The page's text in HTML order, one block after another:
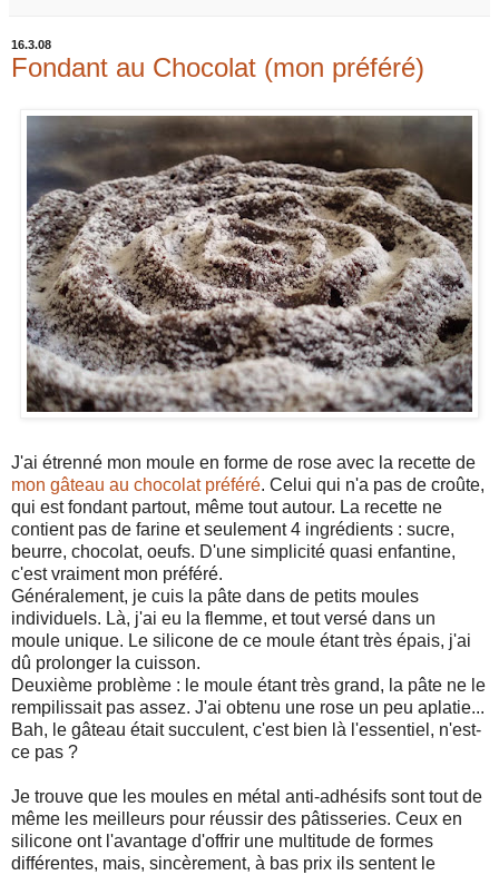
16.3.08
Fondant au Chocolat (mon préféré)
J'ai étrenné mon moule en forme de rose avec la recette de
mon gâteau au chocolat préféré. Celui qui n'a pas de croûte,
qui est fondant partout, même tout autour. La recette ne
contient pas de farine et seulement 4 ingrédients : sucre,
beurre, chocolat, oeufs. D'une simplicité quasi enfantine,
c'est vraiment mon préféré.
Généralement, je cuis la pâte dans de petits moules
individuels. Là, j'ai eu la flemme, et tout versé dans un
moule unique. Le silicone de ce moule étant très épais, j'ai
dû prolonger la cuisson.
Deuxième problème : le moule étant très grand, la pâte ne le
rempilissait pas assez. J'ai obtenu une rose un peu aplatie...
Bah, le gâteau était succulent, c'est bien là l'essentiel, n'est-
ce pas ?
Je trouve que les moules en métal anti-adhésifs sont tout de
même les meilleurs pour réussir des pâtisseries. Ceux en
silicone ont l'avantage d'offrir une multitude de formes
différentes, mais, sincèrement, à bas prix ils sentent le